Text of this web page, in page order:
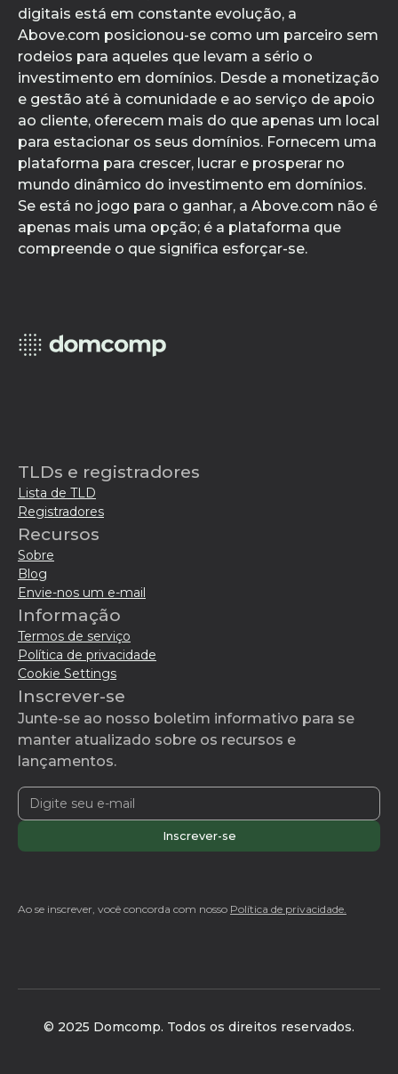
digitais está em constante evolução, a
Above.com posicionou-se como um parceiro sem
rodeios para aqueles que levam a sério o
investimento em domínios. Desde a monetização
e gestão até à comunidade e ao serviço de apoio
ao cliente, oferecem mais do que apenas um local
para estacionar os seus domínios. Fornecem uma
plataforma para crescer, lucrar e prosperar no
mundo dinâmico do investimento em domínios.
Se está no jogo para o ganhar, a Above.com não é
apenas mais uma opção; é a plataforma que
compreende o que significa esforçar-se.
TLDs e registradores
Lista de TLD
Registradores
Recursos
Sobre
Blog
Envie-nos um e-mail
Informação
Termos de serviço
Política de privacidade
Cookie Settings
Inscrever-se
Junte-se ao nosso boletim informativo para se
manter atualizado sobre os recursos e
lançamentos.
Ao se inscrever, você concorda com nosso Política de privacidade.
© 2025 Domcomp. Todos os direitos reservados.